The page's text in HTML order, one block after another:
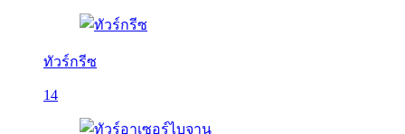
ทัวร์กรีซ
14